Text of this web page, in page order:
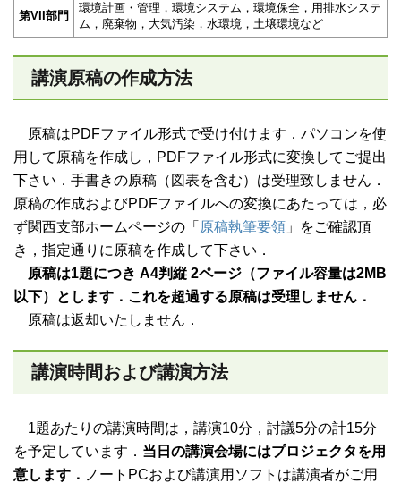
第VII部門
環境計画・管理，環境システム，環境保全，用排水システ
ム，廃棄物，大気汚染，水環境，土壌環境など
講演原稿の作成方法
原稿はPDFファイル形式で受け付けます．パソコンを使
用して原稿を作成し，PDFファイル形式に変換してご提出
下さい．手書きの原稿（図表を含む）は受理致しません．
原稿の作成およびPDFファイルへの変換にあたっては，必
ず関西支部ホームページの「 原稿執筆要領 」をご確認頂
き，指定通りに原稿を作成して下さい．
原稿は1題につき A4判縦 2ページ（ファイル容量は2MB
以下）とします．これを超過する原稿は受理しません．
原稿は返却いたしません．
講演時間および講演方法
1題あたりの講演時間は，講演10分，討議5分の計15分
を予定しています． 当日の講演会場にはプロジェクタを用
意します． ノートPCおよび講演用ソフトは講演者がご用